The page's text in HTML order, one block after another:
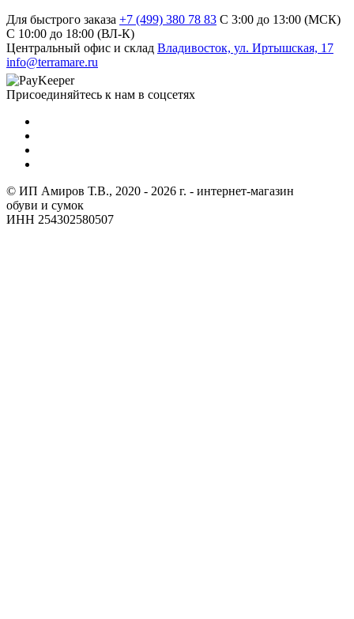
Для быстрого заказа +7 (499) 380 78 83 С 3:00 до 13:00 (МСК)
C 10:00 до 18:00 (ВЛ-К)
Центральный офис и склад Владивосток, ул. Иртышская, 17
info@terramare.ru
Присоединяйтесь к нам в соцсетях
© ИП Амиров Т.В., 2020 - 2026 г. - интернет-магазин
обуви и сумок
ИНН 254302580507